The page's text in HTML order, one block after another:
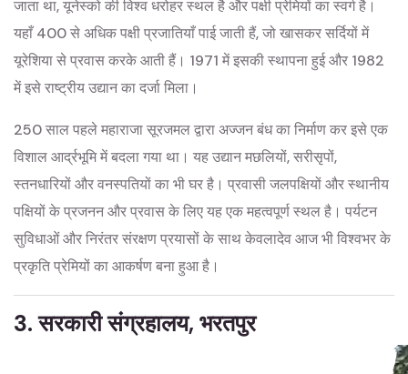
जाता था, यूनेस्को की विश्व धरोहर स्थल है और पक्षी प्रेमियों का स्वर्ग है।
यहाँ 400 से अधिक पक्षी प्रजातियाँ पाई जाती हैं, जो खासकर सर्दियों में
यूरेशिया से प्रवास करके आती हैं। 1971 में इसकी स्थापना हुई और 1982
में इसे राष्ट्रीय उद्यान का दर्जा मिला।
250 साल पहले महाराजा सूरजमल द्वारा अज्जन बंध का निर्माण कर इसे एक
विशाल आर्द्रभूमि में बदला गया था। यह उद्यान मछलियों, सरीसृपों,
स्तनधारियों और वनस्पतियों का भी घर है। प्रवासी जलपक्षियों और स्थानीय
पक्षियों के प्रजनन और प्रवास के लिए यह एक महत्वपूर्ण स्थल है। पर्यटन
सुविधाओं और निरंतर संरक्षण प्रयासों के साथ केवलादेव आज भी विश्वभर के
प्रकृति प्रेमियों का आकर्षण बना हुआ है।
3. सरकारी संग्रहालय, भरतपुर